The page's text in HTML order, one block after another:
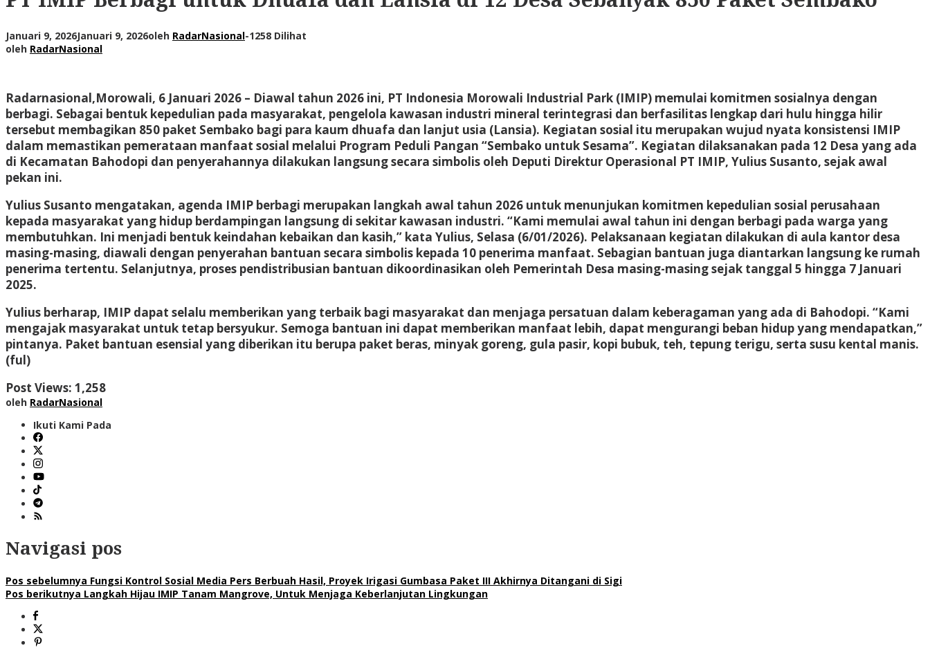
Januari 9, 2026Januari 9, 2026oleh RadarNasional-1258 Dilihat
oleh RadarNasional
Radarnasional,Morowali, 6 Januari 2026 – Diawal tahun 2026 ini, PT Indonesia Morowali Industrial Park (IMIP) memulai komitmen sosialnya dengan
berbagi. Sebagai bentuk kepedulian pada masyarakat, pengelola kawasan industri mineral terintegrasi dan berfasilitas lengkap dari hulu hingga hilir
tersebut membagikan 850 paket Sembako bagi para kaum dhuafa dan lanjut usia (Lansia). Kegiatan sosial itu merupakan wujud nyata konsistensi IMIP
dalam memastikan pemerataan manfaat sosial melalui Program Peduli Pangan “Sembako untuk Sesama”. Kegiatan dilaksanakan pada 12 Desa yang ada
di Kecamatan Bahodopi dan penyerahannya dilakukan langsung secara simbolis oleh Deputi Direktur Operasional PT IMIP, Yulius Susanto, sejak awal
pekan ini.
Yulius Susanto mengatakan, agenda IMIP berbagi merupakan langkah awal tahun 2026 untuk menunjukan komitmen kepedulian sosial perusahaan
kepada masyarakat yang hidup berdampingan langsung di sekitar kawasan industri. “Kami memulai awal tahun ini dengan berbagi pada warga yang
membutuhkan. Ini menjadi bentuk keindahan kebaikan dan kasih,” kata Yulius, Selasa (6/01/2026). Pelaksanaan kegiatan dilakukan di aula kantor desa
masing-masing, diawali dengan penyerahan bantuan secara simbolis kepada 10 penerima manfaat. Sebagian bantuan juga diantarkan langsung ke rumah
penerima tertentu. Selanjutnya, proses pendistribusian bantuan dikoordinasikan oleh Pemerintah Desa masing-masing sejak tanggal 5 hingga 7 Januari
2025.
Yulius berharap, IMIP dapat selalu memberikan yang terbaik bagi masyarakat dan menjaga persatuan dalam keberagaman yang ada di Bahodopi. “Kami
mengajak masyarakat untuk tetap bersyukur. Semoga bantuan ini dapat memberikan manfaat lebih, dapat mengurangi beban hidup yang mendapatkan,”
pintanya. Paket bantuan esensial yang diberikan itu berupa paket beras, minyak goreng, gula pasir, kopi bubuk, teh, tepung terigu, serta susu kental manis.
(ful)
Post Views: 1,258
oleh RadarNasional
Ikuti Kami Pada
Navigasi pos
Pos sebelumnya Fungsi Kontrol Sosial Media Pers Berbuah Hasil, Proyek Irigasi Gumbasa Paket III Akhirnya Ditangani di Sigi
Pos berikutnya Langkah Hijau IMIP Tanam Mangrove, Untuk Menjaga Keberlanjutan Lingkungan